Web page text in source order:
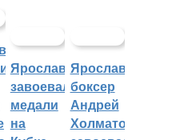
Ярославцы
завоевали
медали
на
Ярославский
боксер
Андрей
Холматов